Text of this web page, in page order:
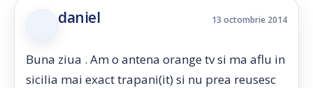
daniel 13 octombrie 2014
Buna ziua . Am o antena orange tv si ma aflu in
sicilia mai exact trapani(it) si nu prea reusesc